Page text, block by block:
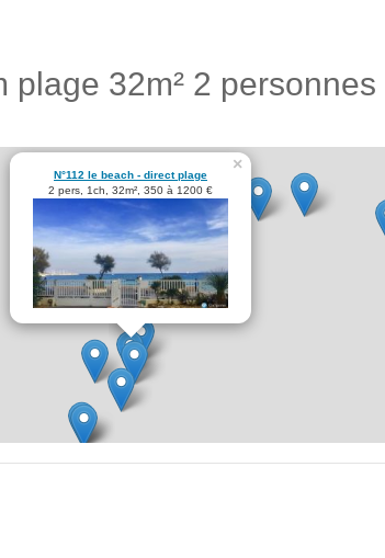
32m² 2
N°112 le beach - direct plage
2 pers, 1ch, 32m², 350 à 1200 €
×